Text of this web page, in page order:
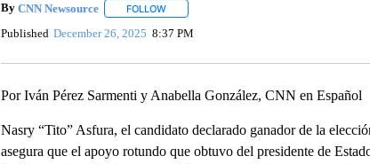
By CNN Newsource FOLLOWFOLLOW "" TO RECEIVE NOTIFICATIONS
Published December 26, 2025 8:37 PM
Por Iván Pérez Sarmenti y Anabella González, CNN en Español
Nasry “Tito” Asfura, el candidato declarado ganador de la
asegura que el apoyo rotundo que obtuvo del presidente de